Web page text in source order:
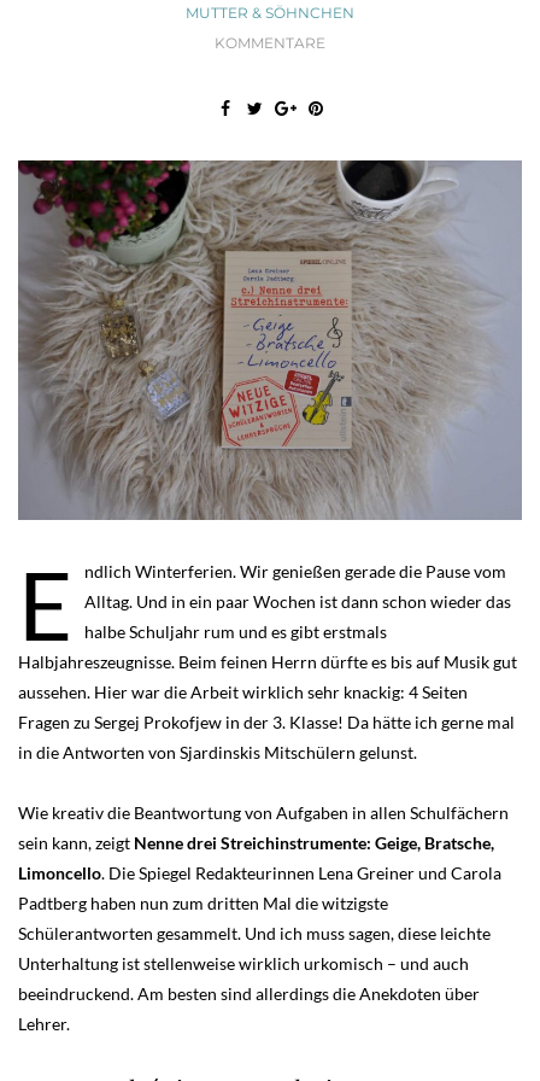
MUTTER & SÖHNCHEN
KOMMENTARE
E
ndlich Winterferien. Wir genießen gerade die Pause vom
Alltag. Und in ein paar Wochen ist dann schon wieder das
halbe Schuljahr rum und es gibt erstmals
Halbjahreszeugnisse. Beim feinen Herrn dürfte es bis auf Musik gut
aussehen. Hier war die Arbeit wirklich sehr knackig: 4 Seiten
Fragen zu Sergej Prokofjew in der 3. Klasse! Da hätte ich gerne mal
in die Antworten von Sjardinskis Mitschülern gelunst.
Wie kreativ die Beantwortung von Aufgaben in allen Schulfächern
sein kann, zeigt Nenne drei Streichinstrumente: Geige, Bratsche,
Limoncello. Die Spiegel Redakteurinnen Lena Greiner und Carola
Padtberg haben nun zum dritten Mal die witzigste
Schülerantworten gesammelt. Und ich muss sagen, diese leichte
Unterhaltung ist stellenweise wirklich urkomisch – und auch
beeindruckend. Am besten sind allerdings die Anekdoten über
Lehrer.